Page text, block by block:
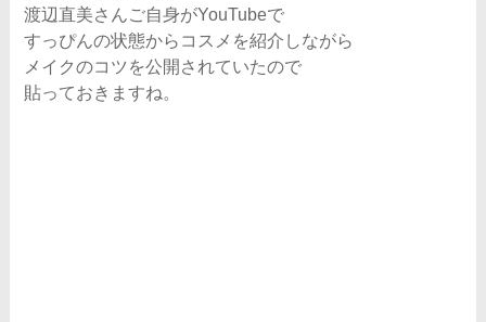
渡辺直美さんご自身がYouTubeで
すっぴんの状態からコスメを紹介しながら
メイクのコツを公開されていたので
貼っておきますね。